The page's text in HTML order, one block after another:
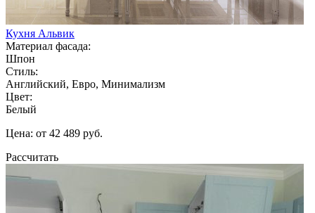
Кухня Альвик
Материал фасада:
Шпон
Стиль:
Английский, Евро, Минимализм
Цвет:
Белый
Цена: от 42 489 руб.
Рассчитать